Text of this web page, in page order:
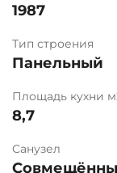
1987
Тип строения
Панельный
Площадь кухни
8,7
Санузел